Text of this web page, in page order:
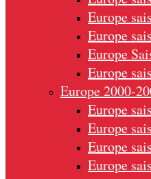
Europe
Europe
Europe
Europe
Europe 2000-
Europe
Europe
Europe
Europe